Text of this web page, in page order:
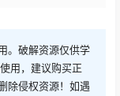
。破解资源仅供学
用，建议购买正
除侵权资源！如遇